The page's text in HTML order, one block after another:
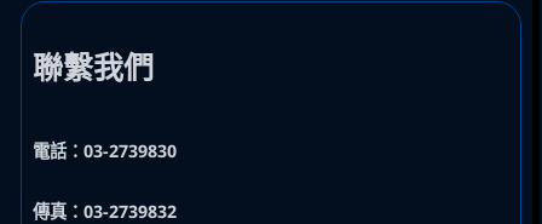
聯繫我們
電話：03-2739830
傳真：03-2739832